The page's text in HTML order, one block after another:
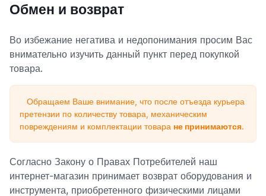
Обмен и возврат
Во избежание негатива и недопонимания просим Вас
внимательно изучить данный пункт перед покупкой
товара.
Обращаем Ваше внимание, что после отъезда курьера
претензии по количеству товара, механическим
повреждениям и комплектации товара не принимаются.
Согласно Закону о Правах Потребителей наш
интернет-магазин принимает возврат оборудования и
инструмента, приобретенного физическими лицами